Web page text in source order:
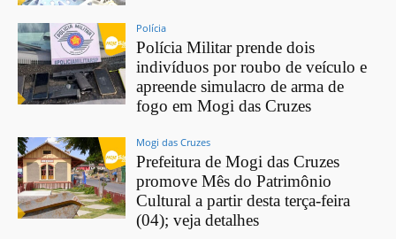
Polícia
Polícia Militar prende dois
indivíduos por roubo de veículo e
apreende simulacro de arma de
fogo em Mogi das Cruzes
Mogi das Cruzes
Prefeitura de Mogi das Cruzes
promove Mês do Patrimônio
Cultural a partir desta terça-feira
(04); veja detalhes